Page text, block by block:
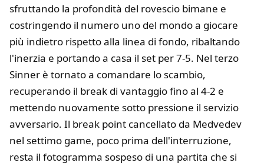
sfruttando la profondità del rovescio bimane e
costringendo il numero uno del mondo a giocare
più indietro rispetto alla linea di fondo, ribaltando
l'inerzia e portando a casa il set per 7-5. Nel terzo
Sinner è tornato a comandare lo scambio,
recuperando il break di vantaggio fino al 4-2 e
mettendo nuovamente sotto pressione il servizio
avversario. Il break point cancellato da Medvedev
nel settimo game, poco prima dell'interruzione,
resta il fotogramma sospeso di una partita che si